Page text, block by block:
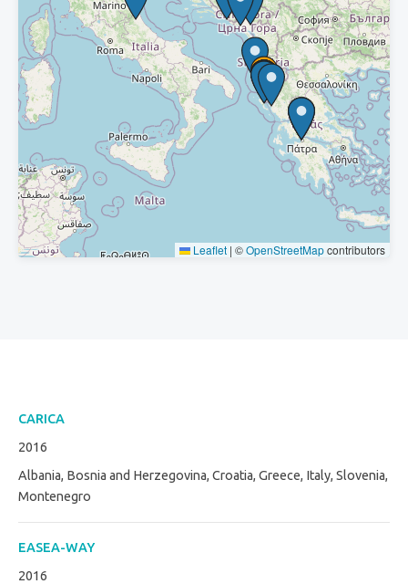
Leaflet | ©OpenStreetMapcontributors
CARICA
2016
Albania, Bosnia and Herzegovina, Croatia, Greece, Italy, Slovenia,
Montenegro
EASEA-WAY
2016